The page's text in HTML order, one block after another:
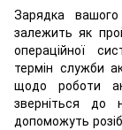
Зарядка
залежить як
операційної
термін служби
щодо роботи
зверніться до
допоможуть